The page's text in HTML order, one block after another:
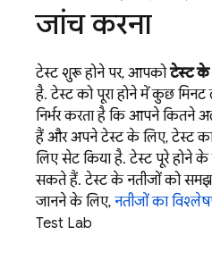
जांच करना
टेस्ट शुरू होने पर, आपकोटेस्ट
है. टेस्ट को पूरा होने में कुछ
निर्भर करता है कि आपने
हैं और अपने टेस्ट के लिए, टेस्ट
लिए सेट किया है. टेस्ट पूरे होने
सकते हैं. टेस्ट के नतीजों को
जानने के लिए, नतीजों का
Test Lab